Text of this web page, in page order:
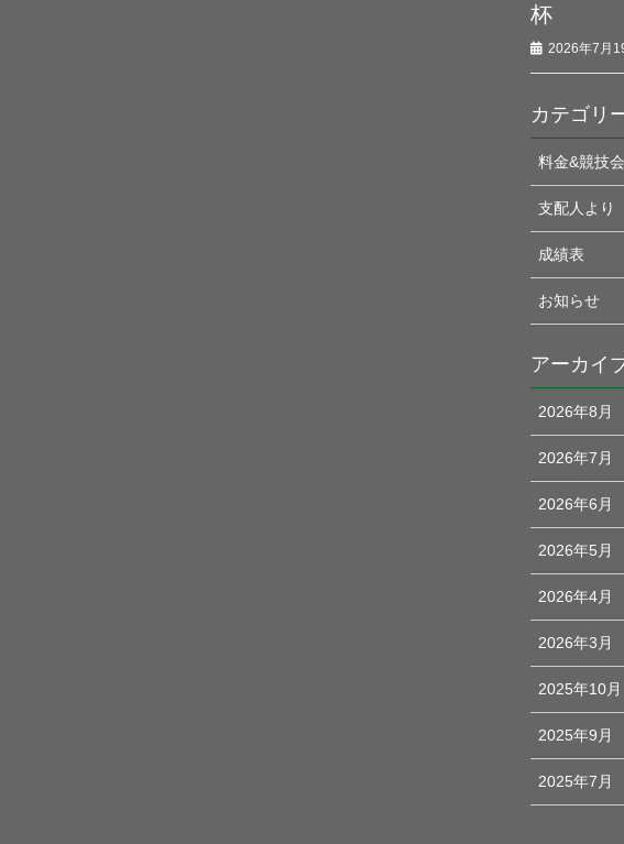
杯
2026年7月
カテゴリ
料金&競技
支配人より
成績表
お知らせ
アーカイ
2026年8月
2026年7月
2026年6月
2026年5月
2026年4月
2026年3月
2025年10月
2025年9月
2025年7月